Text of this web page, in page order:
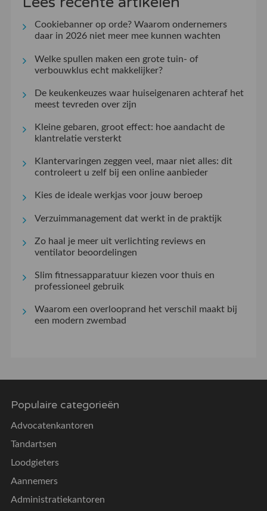
Cookiebanner op orde? Waarom ondernemers
daar in 2026 niet meer mee kunnen wachten
Welke spullen maken een grote tuin- of
verbouwklus echt makkelijker?
De keukenkeuzes waar huiseigenaren achteraf het
meest tevreden over zijn
Kleine gebaren, groot effect: hoe aandacht de
klantrelatie versterkt
Klantervaringen zeggen veel, maar niet alles: dit
controleert u zelf bij een online aanbieder
Kies de ideale werkjas voor jouw beroep
Verzuimmanagement dat werkt in de praktijk
Zo haal je meer uit verlichting reviews en
ventilator beoordelingen
Slim fitnessapparatuur kiezen voor thuis en
professioneel gebruik
Waarom een overlooprand het verschil maakt bij
een modern zwembad
Populaire categorieën
Advocatenkantoren
Tandartsen
Loodgieters
Aannemers
Administratiekantoren